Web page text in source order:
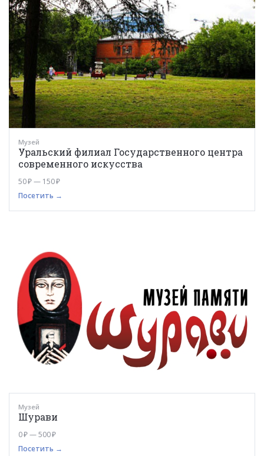
Музей
Уральский филиал Государственного центра
современного искусства
50 ₽ — 150 ₽
Посетить →
Музей
Шурави
0 ₽ — 500 ₽
Посетить →